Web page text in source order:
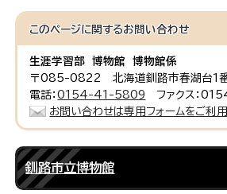
このページに関するお問い合わせ
生涯学習部 博物館 博物館係
〒085-0822 北海道釧路市春湖台1
電話：0154-41-5809
ファクス：
お問い合わせは専用フォームをご利用
釧路市立博物館